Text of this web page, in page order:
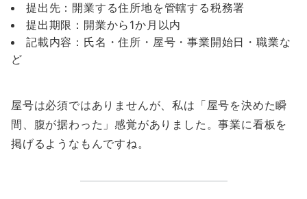
提出先：開業する住所地を管轄する税務署
提出期限：開業から1か月以内
記載内容：氏名・住所・屋号・事業開始日・職業な
ど
屋号は必須ではありませんが、私は「屋号を決めた瞬
間、腹が据わった」感覚がありました。事業に看板を
掲げるようなもんですね。